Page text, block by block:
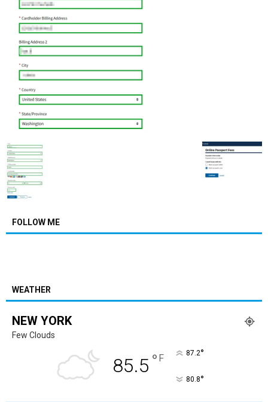
FOLLOW ME
WEATHER
NEW YORK
Few Clouds
85.5 ° F 87.2°
80.8°